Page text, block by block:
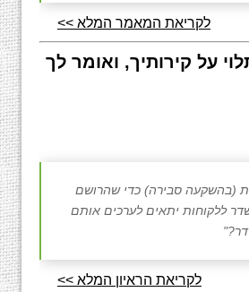
לקריאת המאמר המלא >>
על קירותיך, ואומר לך
(בהשקעה סבירה) כדי שהרושם
ללקוחות יתאים לערכים אותם
לקריאת הראיון המלא >>